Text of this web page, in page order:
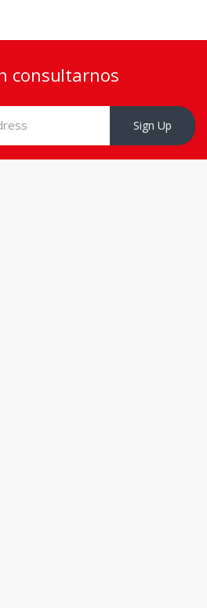
consultarnos
Sign Up